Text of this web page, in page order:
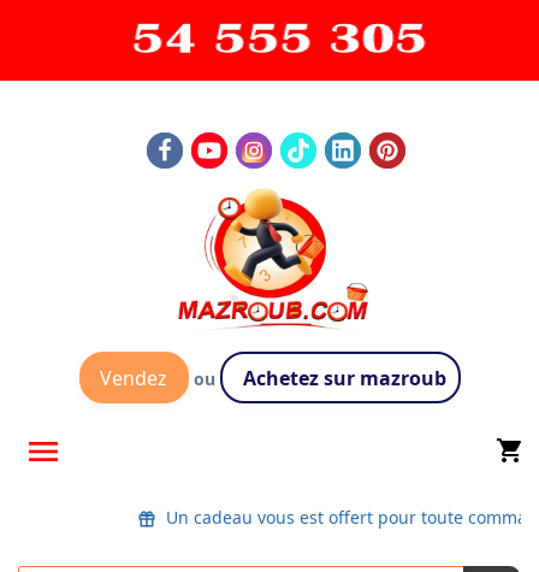
Vendez ou Achetez sur mazroub
 shopping_cart
Un cadeau vous est offert pour toute